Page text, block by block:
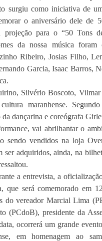
surgiu como iniciativa de
o aniversário dele de
projeção para o “50 Tons
da nossa música foram
Ribeiro, Josias Filho,
Garcia, Isaac Barros,
Silvério Boscoto,
maranhense.
da dançarina e coreógrafa
vai abrilhantar o
sendo vendidos na loja
ser adquiridos, ainda, na
a entrevista, a
que será comemorado em
do vereador Marcial Lima
(PCdoB), presidente da
ocorrerá um grande
em homenagem ao